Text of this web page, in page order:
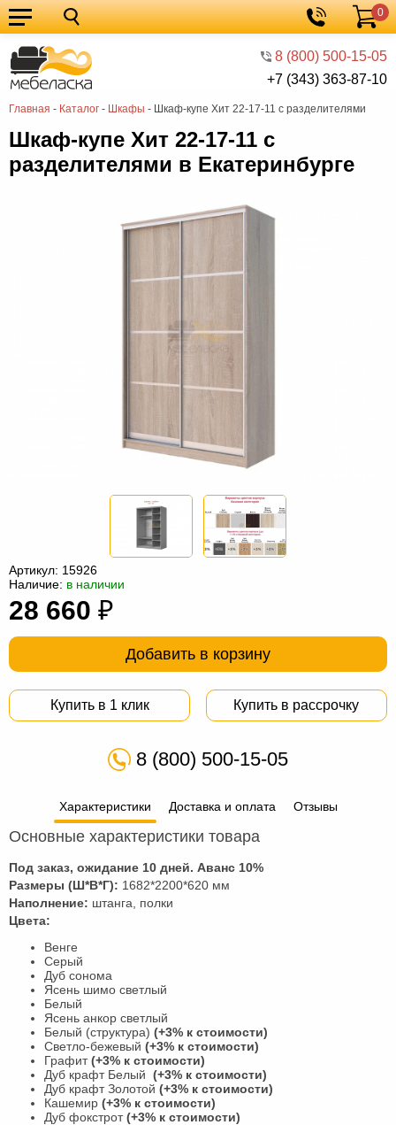
8 (800) 500-15-05
+7 (343) 363-87-10
Корзина
0
Главная - Каталог - Шкафы - Шкаф-купе Хит 22-17-11 с разделителями
Кухонные
гарнитуры
Мебель
для
кухни
Мебель
для
спальни
Кровати
Шкафы
Диваны
мешки
Мебель
из
Садовая
Шкаф-купе Хит 22-17-11 с
разделителями в Екатеринбурге
Артикул: 15926
Наличие: в наличии
28 660 ₽
Добавить в корзину
Купить в 1 клик Купить в рассрочку
8 (800) 500-15-05
Характеристики Доставка и оплата Отзывы
Основные характеристики товара
Под заказ, ожидание 10 дней. Аванс 10%
Размеры (Ш*В*Г): 1682*2200*620 мм
Наполнение: штанга, полки
Цвета:
Венге
Серый
Дуб сонома
Ясень шимо светлый
Белый
Ясень анкор светлый
Белый (структура) (+3% к стоимости)
Светло-бежевый (+3% к стоимости)
Графит(+3% к стоимости)
Дуб крафт Белый (+3% к стоимости)
Дуб крафт Золотой (+3% к стоимости)
Кашемир (+3% к стоимости)
Дуб фокстрот(+3% к стоимости)